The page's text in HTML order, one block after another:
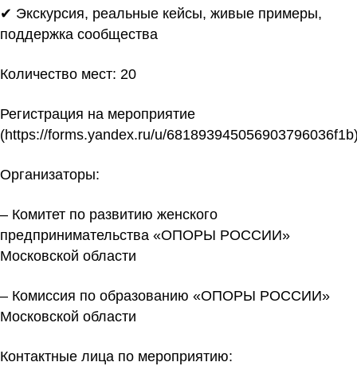
✔ Экскурсия, реальные кейсы, живые примеры,
поддержка сообщества
Количество мест: 20
Регистрация на мероприятие
(https://forms.yandex.ru/u/681893945056903796036f1b
Организаторы:
– Комитет по развитию женского
предпринимательства «ОПОРЫ РОССИИ»
Московской области
– Комиссия по образованию «ОПОРЫ РОССИИ»
Московской области
Контактные лица по мероприятию: